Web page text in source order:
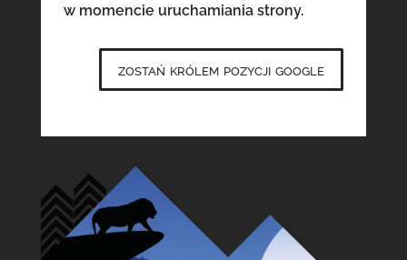
w momencie uruchamiania strony.
zostań królem pozycji google